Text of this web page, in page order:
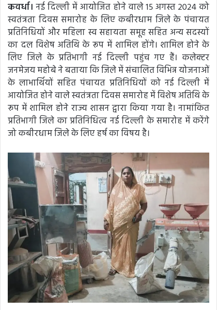
कवर्धा। नई दिल्ली में आयोजित होने वाले 15 अगस्त 2024 को
स्वतंत्रता दिवस समारोह के लिए कबीरधाम जिले के पंचायत
प्रतिनिधियों और महिला स्व सहायता समूह सहित अन्य सदस्यों
का दल विशेष अतिथि के रूप में शामिल होंगे। शामिल होने के
लिए जिले के प्रतिभागी नई दिल्ली पहुंच गए हैं। कलेक्टर
जनमेजय महोबे ने बताया कि जिले में संचालित विभिन्न योजनाओं
के लाभार्थियों सहित पंचायत प्रतिनिधियों को नई दिल्ली में
आयोजित होने वाले स्वतंत्रता दिवस समारोह में विशेष अतिथि के
रूप में शामिल होने राज्य शासन द्वारा किया गया है। नामांकित
प्रतिभागी जिले का प्रतिनिधित्व नई दिल्ली के समारोह में करेंगे
जो कबीरधाम जिले के लिए हर्ष का विषय है।